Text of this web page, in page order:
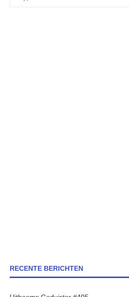
RECENTE BERICHTEN